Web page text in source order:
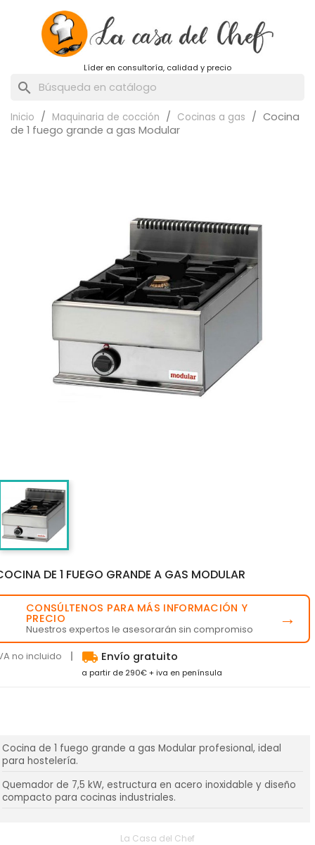
Líder en consultoría, calidad y precio
search
Inicio Maquinaria de cocción Cocinas a gas
Cocina
de 1 fuego grande a gas Modular
DE 1 FUEGO GRANDE A GAS MODULAR
CONSÚLTENOS PARA MÁS INFORMACIÓN Y
PRECIO
Nuestros expertos le asesorarán sin compromiso →
no incluido local_shipping Envío gratuito
a partir de 290€ + iva en península
Cocina de 1 fuego grande a gas Modular profesional, ideal
para hostelería.
Quemador de 7,5 kW, estructura en acero inoxidable y diseño
compacto para cocinas industriales.
La Casa del Chef